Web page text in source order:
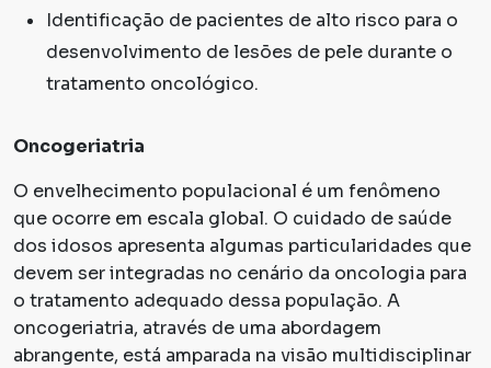
Identificação de pacientes de alto risco para o
desenvolvimento de lesões de pele durante o
tratamento oncológico.
Oncogeriatria
O envelhecimento populacional é um fenômeno
que ocorre em escala global. O cuidado de saúde
dos idosos apresenta algumas particularidades que
devem ser integradas no cenário da oncologia para
o tratamento adequado dessa população. A
oncogeriatria, através de uma abordagem
abrangente, está amparada na visão multidisciplinar